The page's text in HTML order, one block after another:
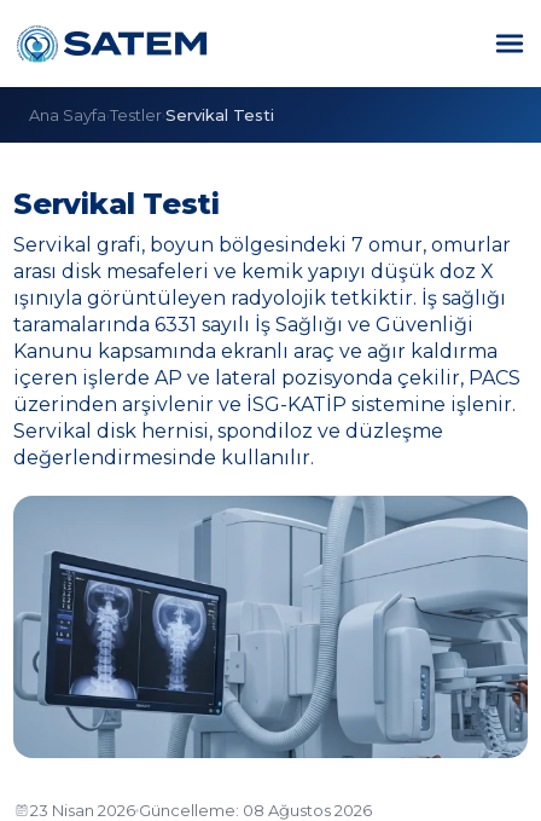
Ana Sayfa›Testler›Servikal Testi
Servikal Testi
Servikal grafi, boyun bölgesindeki 7 omur, omurlar
arası disk mesafeleri ve kemik yapıyı düşük doz X
ışınıyla görüntüleyen radyolojik tetkiktir. İş sağlığı
taramalarında 6331 sayılı İş Sağlığı ve Güvenliği
Kanunu kapsamında ekranlı araç ve ağır kaldırma
içeren işlerde AP ve lateral pozisyonda çekilir, PACS
üzerinden arşivlenir ve İSG-KATİP sistemine işlenir.
Servikal disk hernisi, spondiloz ve düzleşme
değerlendirmesinde kullanılır.
23 Nisan 2026 Güncelleme: 08 Ağustos 2026